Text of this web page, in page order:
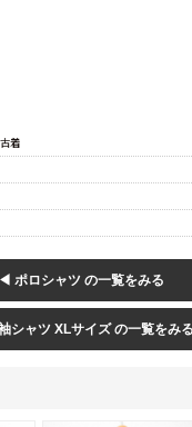
着
◀ ポロシャツ の一覧をみる
シャツ XLサイズ の一覧をみ